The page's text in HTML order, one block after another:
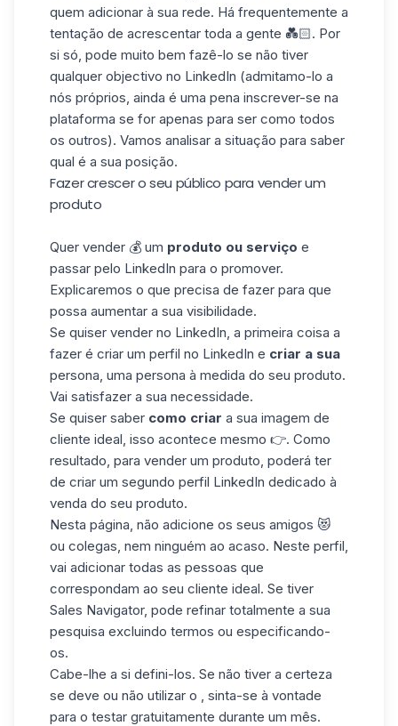
quem adicionar à sua rede. Há frequentemente a
tentação de acrescentar toda a gente 💑🏻. Por
si só, pode muito bem fazê-lo se não tiver
qualquer objectivo no LinkedIn (admitamo-lo a
nós próprios, ainda é uma pena inscrever-se na
plataforma se for apenas para ser como todos
os outros). Vamos analisar a situação para saber
qual é a sua posição.
Fazer crescer o seu público para vender um
produto
Quer vender 💰 um produto ou serviço e
passar pelo LinkedIn para o promover.
Explicaremos o que precisa de fazer para que
possa aumentar a sua visibilidade.
Se quiser vender no LinkedIn, a primeira coisa a
fazer é criar um perfil no LinkedIn e criar a sua
persona, uma persona à medida do seu produto.
Vai satisfazer a sua necessidade.
Se quiser saber como criar a sua imagem de
cliente ideal, isso acontece mesmo 👉. Como
resultado, para vender um produto, poderá ter
de criar um segundo perfil LinkedIn dedicado à
venda do seu produto.
Nesta página, não adicione os seus amigos 😻
ou colegas, nem ninguém ao acaso. Neste perfil,
vai adicionar todas as pessoas que
correspondam ao seu cliente ideal. Se tiver
Sales Navigator, pode refinar totalmente a sua
pesquisa excluindo termos ou especificando-
os.
Cabe-lhe a si defini-los. Se não tiver a certeza
se deve ou não utilizar o , sinta-se à vontade
para o testar gratuitamente durante um mês.